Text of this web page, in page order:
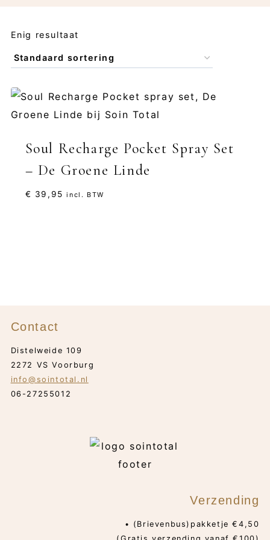
Enig resultaat
Soul Recharge Pocket Spray Set
– De Groene Linde
€ 39,95 incl. BTW
Contact
Distelweide 109
2272 VS Voorburg
info@sointotal.nl
06-27255012
Verzending
• (Brievenbus)pakketje €4,50